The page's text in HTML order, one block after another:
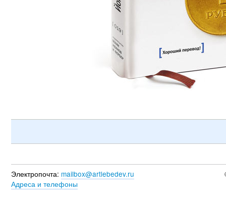
Электропочта: mailbox@artlebedev.ru
Адреса и телефоны